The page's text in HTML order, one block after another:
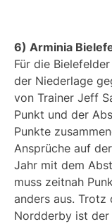
6) Arminia
Für die
der Niederlage
von Trainer Jeff
Punkt und der
Punkte
Ansprüche auf
Jahr mit dem
muss zeitnah
anders aus. Trotz
Nordderby ist